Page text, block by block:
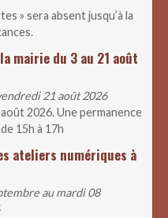
» sera absent jusqu’à la
mairie du 3 au 21 août
21 août 2026
2026. Une permanence
15h à 17h
ateliers numériques à
au mardi 08